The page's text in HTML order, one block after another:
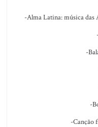
-Alma Latina: música
-
-
-Canção